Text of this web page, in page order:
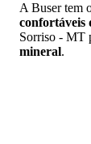
A Buser tem
confortáveis
Sorriso - MT
mineral.